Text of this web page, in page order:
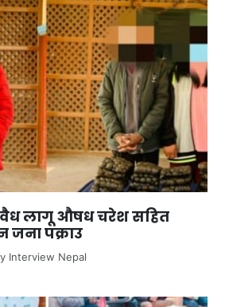
लागू औषध चरेश सहित
जना पक्राउ
Interview Nepal